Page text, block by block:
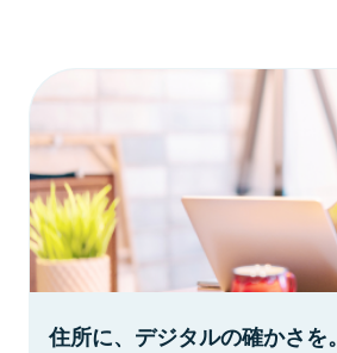
住所に、デジタルの確かさを。